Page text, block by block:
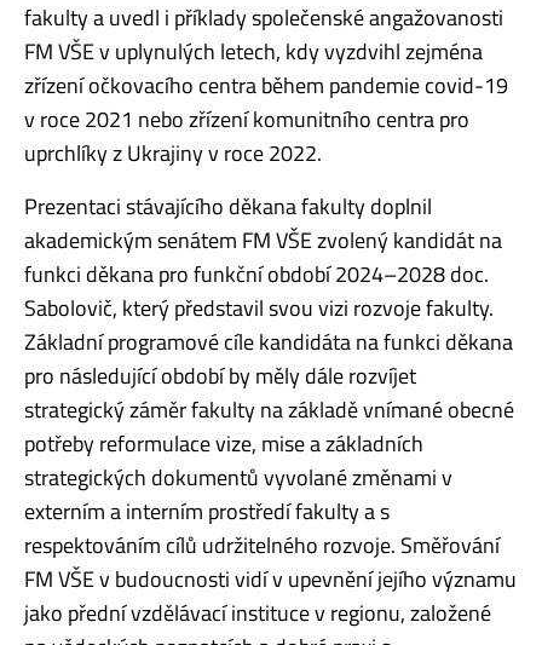
fakulty a uvedl i příklady společenské angažovanosti
FM VŠE v uplynulých letech, kdy vyzdvihl zejména
zřízení očkovacího centra během pandemie covid-19
v roce 2021 nebo zřízení komunitního centra pro
uprchlíky z Ukrajiny v roce 2022.
Prezentaci stávajícího děkana fakulty doplnil
akademickým senátem FM VŠE zvolený kandidát na
funkci děkana pro funkční období 2024–2028 doc.
Sabolovič, který představil svou vizi rozvoje fakulty.
Základní programové cíle kandidáta na funkci děkana
pro následující období by měly dále rozvíjet
strategický záměr fakulty na základě vnímané obecné
potřeby reformulace vize, mise a základních
strategických dokumentů vyvolané změnami v
externím a interním prostředí fakulty a s
respektováním cílů udržitelného rozvoje. Směřování
FM VŠE v budoucnosti vidí v upevnění jejího významu
jako přední vzdělávací instituce v regionu, založené